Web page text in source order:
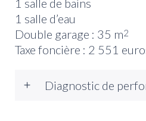
1 salle de bains
1 salle d’eau
Double garage : 35 m2
Taxe foncière : 2 551
Diagnostic de